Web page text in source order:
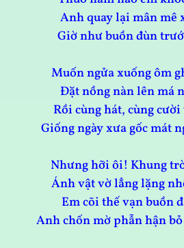
Anh quay lại mân mê
Giờ như buồn đùn
Muốn ngửa xuống ôm
Đặt nồng nàn lên má
Rồi cùng hát, cùng
Giống ngày xưa gốc mát
Nhưng hỡi ôi! Khung
Ánh vật vờ lẳng lặng
Em cõi thế vạn buồn
Anh chốn mờ phẫn hận